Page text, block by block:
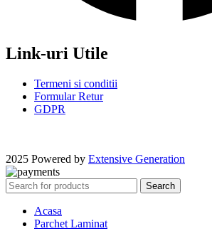
Link-uri Utile
Termeni si conditii
Formular Retur
GDPR
2025 Powered by Extensive Generation
Search
Acasa
Parchet Laminat